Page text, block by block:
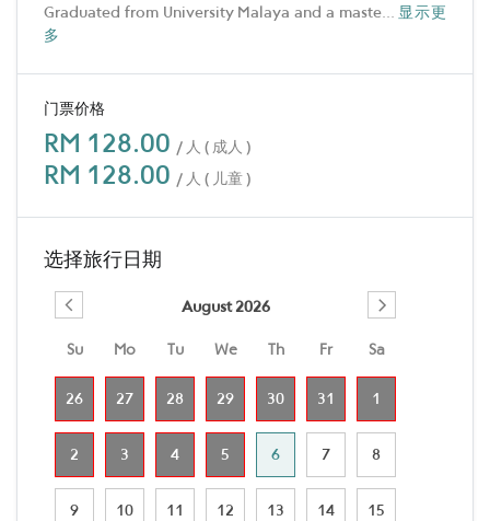
Graduated from University Malaya and a maste... 显示更
多
门票价格
RM 128.00 / 人 ( 成人 )
RM 128.00 / 人 ( 儿童 )
选择旅行日期
August 2026
Su Mo Tu We Th Fr Sa
26 27 28 29 30 31 1
2 3 4 5 6 7 8
9 10 11 12 13 14 15